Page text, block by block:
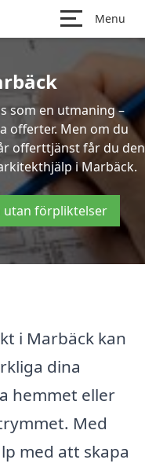
Menu
som en utmaning –
offerter. Men om du
offerttjänst får du den
i Marbäck.
utan förpliktelser
i Marbäck kan
dina
hemmet eller
Med
med att skapa